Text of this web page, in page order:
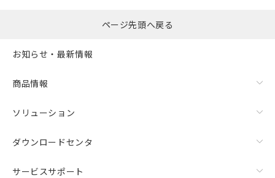
ページ先頭へ戻る
お知らせ・最新情報
商品情報
ソリューション
ダウンロードセンタ
サービスサポート